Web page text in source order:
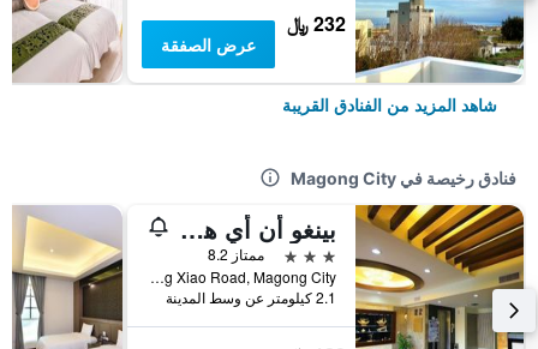
232 ﷼
عرض الصفقة
شاهد المزيد من الفنادق القريبة
فنادق رخيصة في Magong City
بينغو أن أي هوتل
3 نجوم
ممتاز 8.2
No. 105, Zhong Xiao Road, Magong City, تايوان
2.1 كيلومتر عن وسط المدينة